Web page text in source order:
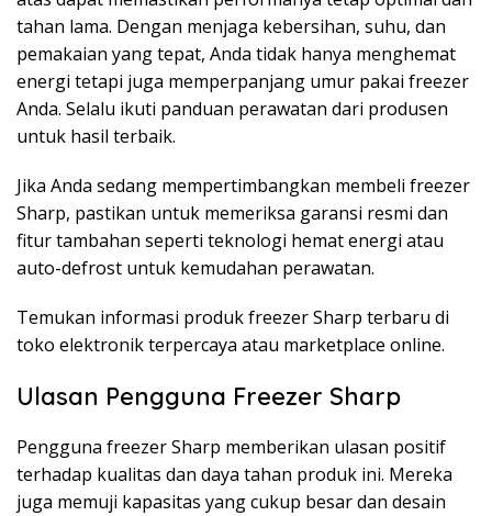
tahan lama. Dengan menjaga kebersihan, suhu, dan
pemakaian yang tepat, Anda tidak hanya menghemat
energi tetapi juga memperpanjang umur pakai freezer
Anda. Selalu ikuti panduan perawatan dari produsen
untuk hasil terbaik.
Jika Anda sedang mempertimbangkan membeli freezer
Sharp, pastikan untuk memeriksa garansi resmi dan
fitur tambahan seperti teknologi hemat energi atau
auto-defrost untuk kemudahan perawatan.
Temukan informasi produk freezer Sharp terbaru di
toko elektronik terpercaya atau marketplace online.
Ulasan Pengguna Freezer Sharp
Pengguna freezer Sharp memberikan ulasan positif
terhadap kualitas dan daya tahan produk ini. Mereka
juga memuji kapasitas yang cukup besar dan desain